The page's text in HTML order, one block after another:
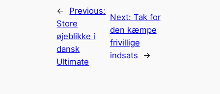
←
Previous:
Store
øjeblikke i
dansk
Ultimate
Next: Tak for
den kæmpe
frivillige
indsats
→